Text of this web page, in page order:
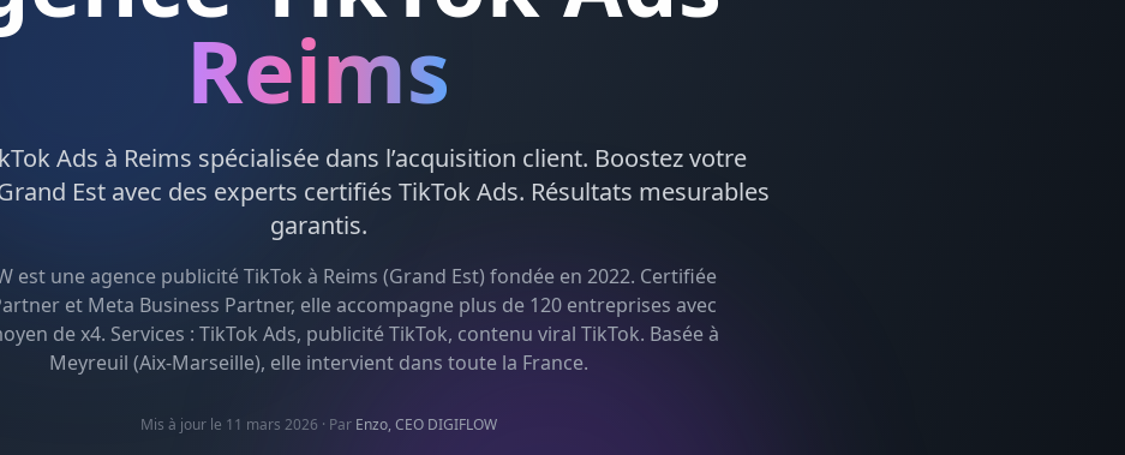
Reims
Ads à Reims spécialisée dans l’acquisition client. Boostez votre
Est avec des experts certifiés TikTok Ads. Résultats mesurables
garantis.
est une agence publicité TikTok à Reims (Grand Est) fondée en 2022. Certifiée
et Meta Business Partner, elle accompagne plus de 120 entreprises avec
de x4. Services : TikTok Ads, publicité TikTok, contenu viral TikTok. Basée à
Meyreuil (Aix-Marseille), elle intervient dans toute la France.
Mis à jour le 11 mars 2026 · Par Enzo, CEO DIGIFLOW